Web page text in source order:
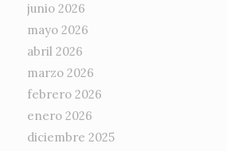
junio 2026
mayo 2026
abril 2026
marzo 2026
febrero 2026
enero 2026
diciembre 2025